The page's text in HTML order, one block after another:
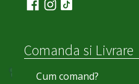
Comanda si Livrare
Cum comand?